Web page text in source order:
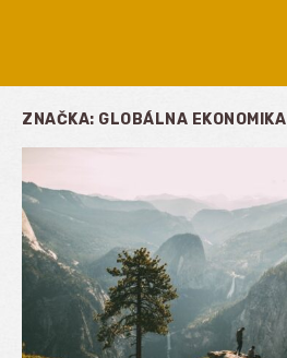
ZNAČKA: GLOBÁLNA EKONOMIKA